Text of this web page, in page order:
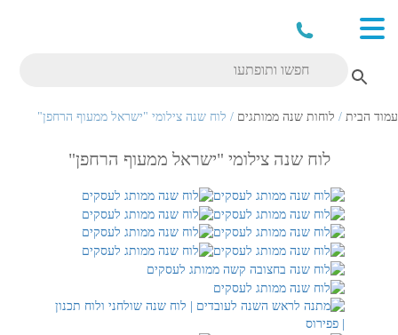
עמוד הבית / לוחות שנה ממותגים / לוח שנה צילומי "ישראל ממעוף הרחפן"
לוח שנה צילומי "ישראל ממעוף הרחפן"